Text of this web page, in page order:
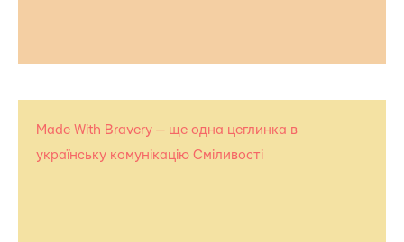
Made With Bravery — ще одна цеглинка в
українську комунікацію Сміливості